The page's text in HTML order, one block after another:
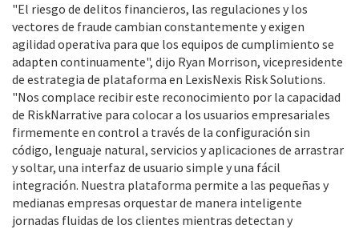
"El riesgo de delitos financieros, las regulaciones y los
vectores de fraude cambian constantemente y exigen
agilidad operativa para que los equipos de cumplimiento se
adapten continuamente", dijo Ryan Morrison, vicepresidente
de estrategia de plataforma en LexisNexis Risk Solutions.
"Nos complace recibir este reconocimiento por la capacidad
de RiskNarrative para colocar a los usuarios empresariales
firmemente en control a través de la configuración sin
código, lenguaje natural, servicios y aplicaciones de arrastrar
y soltar, una interfaz de usuario simple y una fácil
integración. Nuestra plataforma permite a las pequeñas y
medianas empresas orquestar de manera inteligente
jornadas fluidas de los clientes mientras detectan y